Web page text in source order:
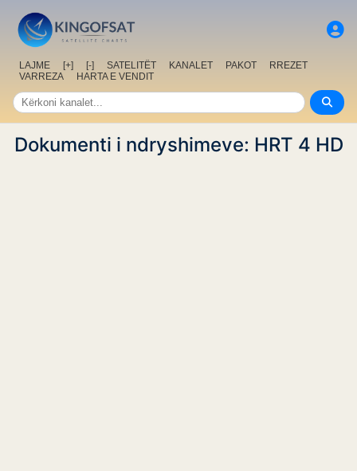
LAJME [+] [-] SATELITËT KANALET PAKOT
RREZET
VARREZA
HARTA E VENDIT
Dokumenti i ndryshimeve: HRT 4 HD